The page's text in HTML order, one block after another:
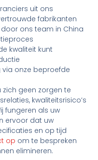
uit ons
fabrikanten
ons team in China
kwaliteit kunt
onze beproefde
geen zorgen te
kwaliteitsrisico’s
fungeren als uw
ervoor dat uw
en op tijd
op om te bespreken
elimineren.